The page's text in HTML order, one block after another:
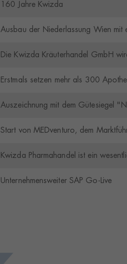
160 Jahre Kwizda
Ausbau der Niederlassung Wien mit
Die Kwizda Kräuterhandel GmbH
Erstmals setzen mehr als 300
Auszeichnung mit dem Gütesiegel
Start von MEDventuro, dem
Kwizda Pharmahandel ist ein
Unternehmensweiter SAP Go-Live